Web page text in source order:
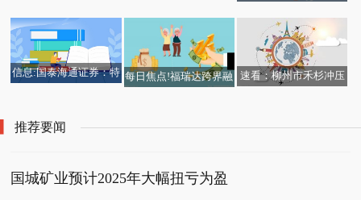
年版）
信息:国泰海通证券：特
伏设备产业新周期
每日焦点!福瑞达跨界融
速看：柳州市禾杉冲压
推荐要闻
国城矿业预计2025年大幅扭亏为盈